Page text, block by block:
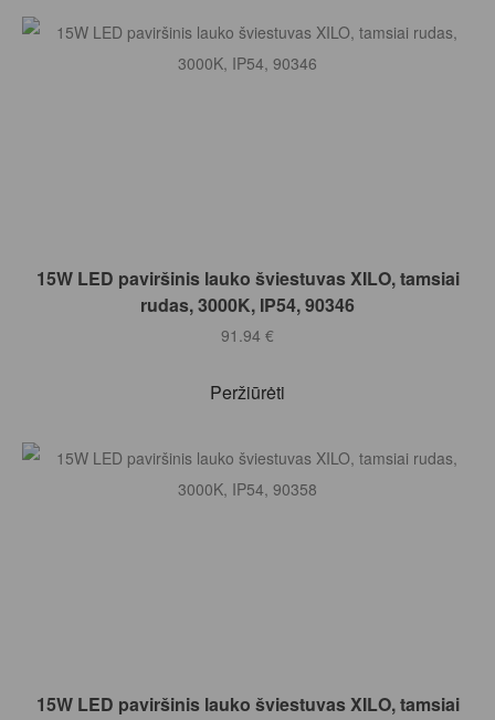
Į KREPŠELĮ
15W LED paviršinis lauko šviestuvas XILO, tamsiai
rudas, 3000K, IP54, 90346
91.94 €
Peržiūrėti
Į KREPŠELĮ
15W LED paviršinis lauko šviestuvas XILO, tamsiai